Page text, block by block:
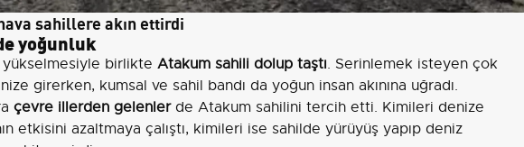
sahillere akın ettirdi
yoğunluk
yükselmesiyle birlikte Atakum sahili dolup taştı. Serinlemek isteyen çok
girerken, kumsal ve sahil bandı da yoğun insan akınına uğradı.
çevre illerden gelenlerde Atakum sahilini tercih etti. Kimileri denize
etkisini azaltmaya çalıştı, kimileri ise sahilde yürüyüş yapıp deniz